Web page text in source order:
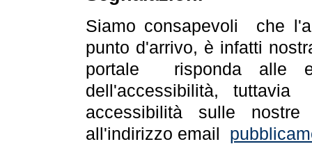
Siamo consapevoli che
punto d'arrivo, è infatti
portale risponda alle
dell'accessibilità,
accessibilità sulle
all'indirizzo email